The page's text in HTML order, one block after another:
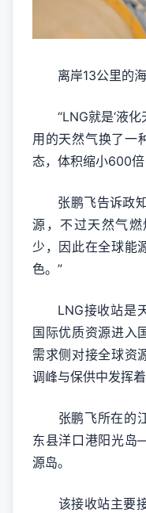
离岸13公里的海
“LNG就是‘液化
用的天然气换了
态，体积缩小600
张鹏飞告诉政知
源，不过天然气
少，因此在全球能
色。”
LNG接收站是天
国际优质资源进入
需求侧对接全球资
调峰与保供中发挥
张鹏飞所在的江
东县洋口港阳光
源岛。
该接收站主要接